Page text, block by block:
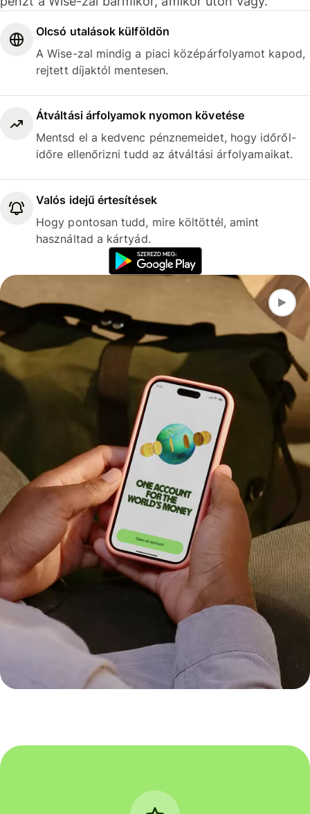
Olcsó utalások külföldön
A Wise-zal mindig a piaci középárfolyamot kapod,
rejtett díjaktól mentesen.
Átváltási árfolyamok nyomon követése
Mentsd el a kedvenc pénznemeidet, hogy időről-
időre ellenőrizni tudd az átváltási árfolyamaikat.
Valós idejű értesítések
Hogy pontosan tudd, mire költöttél, amint
használtad a kártyád.